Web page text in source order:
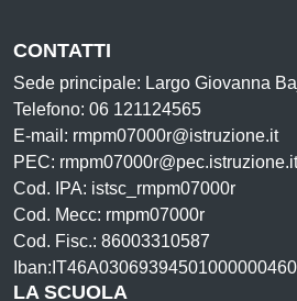
CONTATTI
Sede principale: Largo Giovanna
Telefono: 06 121124565
E-mail: rmpm07000r@istruzione.it
PEC: rmpm07000r@pec.istruzione.it
Cod. IPA: istsc_rmpm07000r
Cod. Mecc: rmpm07000r
Cod. Fisc.: 86003310587
LA SCUOLA